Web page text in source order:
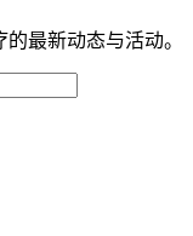
最新动态与活动。